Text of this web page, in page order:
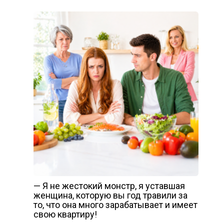
— Я не жестокий монстр, я уставшая
женщина, которую вы год травили за
то, что она много зарабатывает и имеет
свою квартиру!